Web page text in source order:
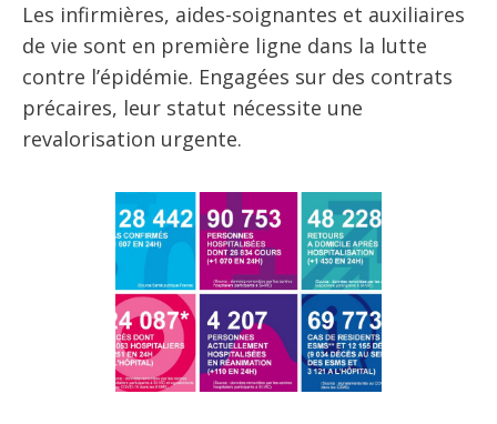
Les infirmières, aides-soignantes et auxiliaires
de vie sont en première ligne dans la lutte
contre l’épidémie. Engagées sur des contrats
précaires, leur statut nécessite une
revalorisation urgente.